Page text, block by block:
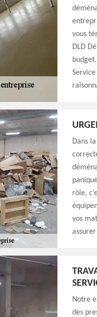
vous
DLD
Dans
rôle,
vos
Notre
des